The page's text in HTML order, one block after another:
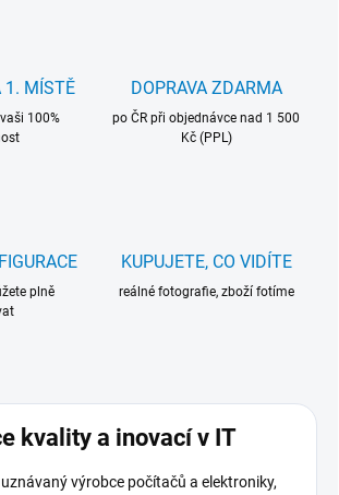
1. MÍSTĚ
100%
DOPRAVA ZDARMA
po ČR při objednávce nad 1 500
Kč (PPL)
plně
KUPUJETE, CO VIDÍTE
reálné fotografie, zboží fotíme
kvality a inovací v IT
výrobce počítačů a elektroniky,